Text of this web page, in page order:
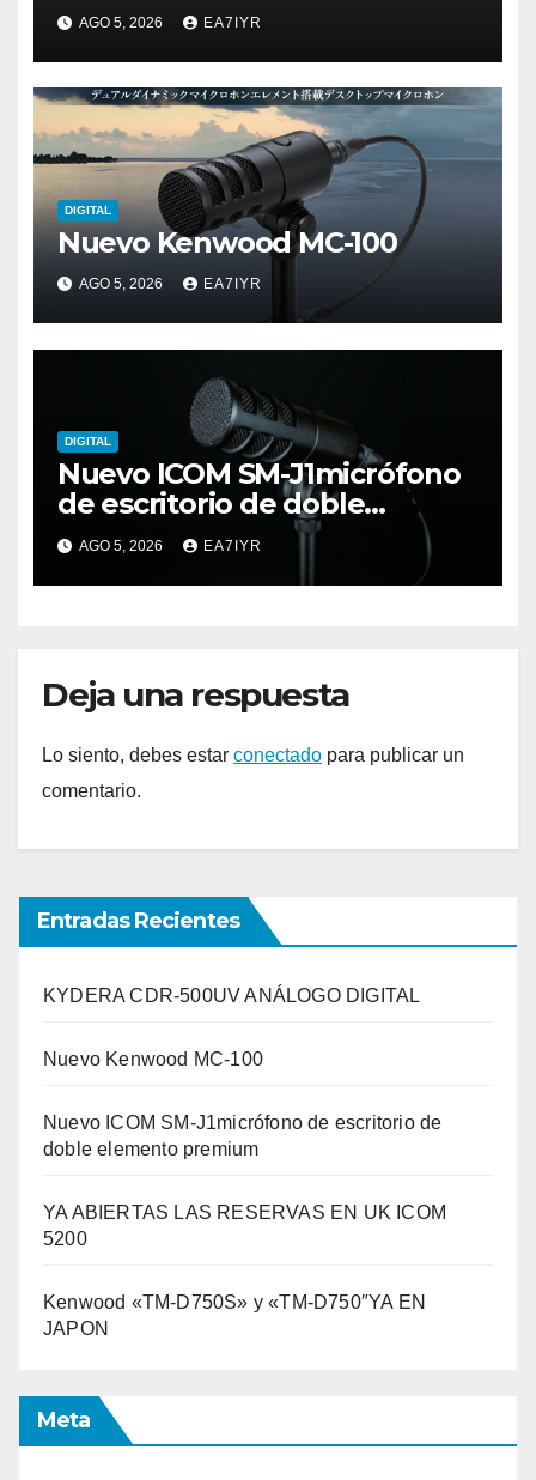
AGO 5, 2026 EA7IYR
DIGITAL
Nuevo Kenwood MC-100
AGO 5, 2026 EA7IYR
DIGITAL
Nuevo ICOM SM-J1micrófono
de escritorio de doble
elemento premium
AGO 5, 2026 EA7IYR
Deja una respuesta
Lo siento, debes estar conectado para publicar un
comentario.
Entradas Recientes
KYDERA CDR-500UV ANÁLOGO DIGITAL
Nuevo Kenwood MC-100
Nuevo ICOM SM-J1micrófono de escritorio de
doble elemento premium
YA ABIERTAS LAS RESERVAS EN UK ICOM
5200
Kenwood «TM-D750S» y «TM-D750″YA EN
JAPON
Meta